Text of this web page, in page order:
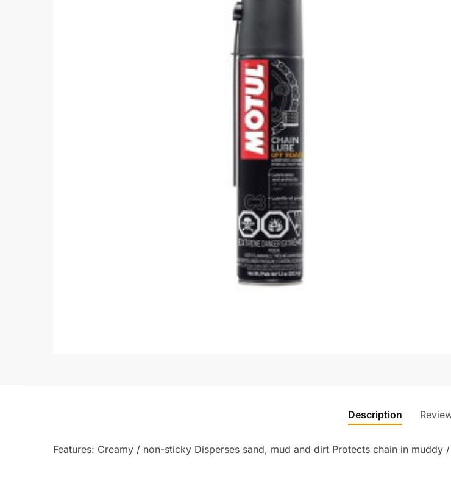
Description
Features: Creamy / non-sticky Disperses sand, mud and dirt Protects chain in